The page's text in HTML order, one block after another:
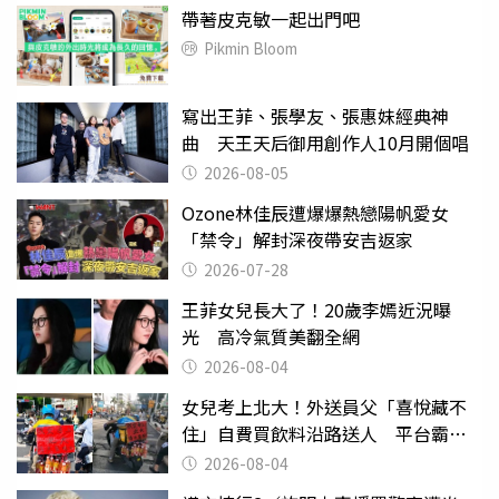
帶著皮克敏一起出門吧
Pikmin Bloom
寫出王菲、張學友、張惠妹經典神
曲 天王天后御用創作人10月開個唱
2026-08-05
Ozone林佳辰遭爆爆熱戀陽帆愛女
「禁令」解封深夜帶安吉返家
2026-07-28
王菲女兒長大了！20歲李嫣近況曝
光 高冷氣質美翻全網
2026-08-04
女兒考上北大！外送員父「喜悅藏不
住」自費買飲料沿路送人 平台霸氣
幫付學費
2026-08-04